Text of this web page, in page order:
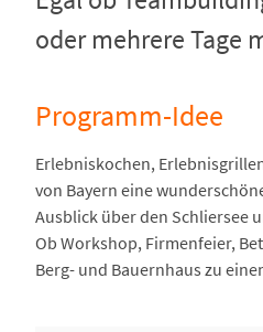
oder mehrere Tage
Programm-Idee
Erlebniskochen,
von Bayern eine
Ausblick über den Schliersee
Ob Workshop, Firmenfeier,
Berg- und Bauernhaus zu